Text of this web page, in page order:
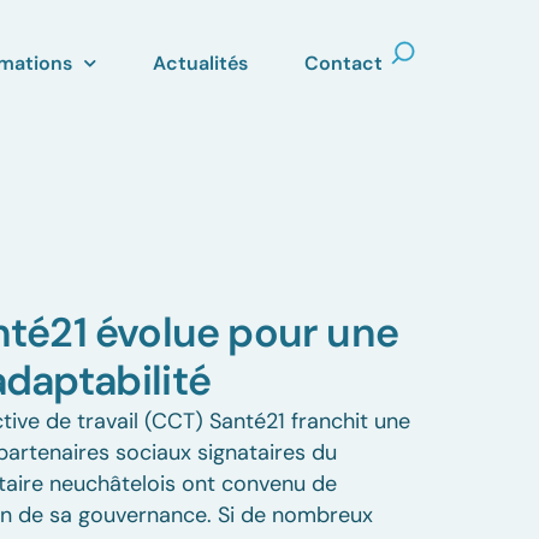
Actualités Contact
évolue pour une
de travail (CCT) Santé21 franchit une
sociaux signataires du
neuchâtelois ont convenu de
de sa gouvernance. Si de nombreux